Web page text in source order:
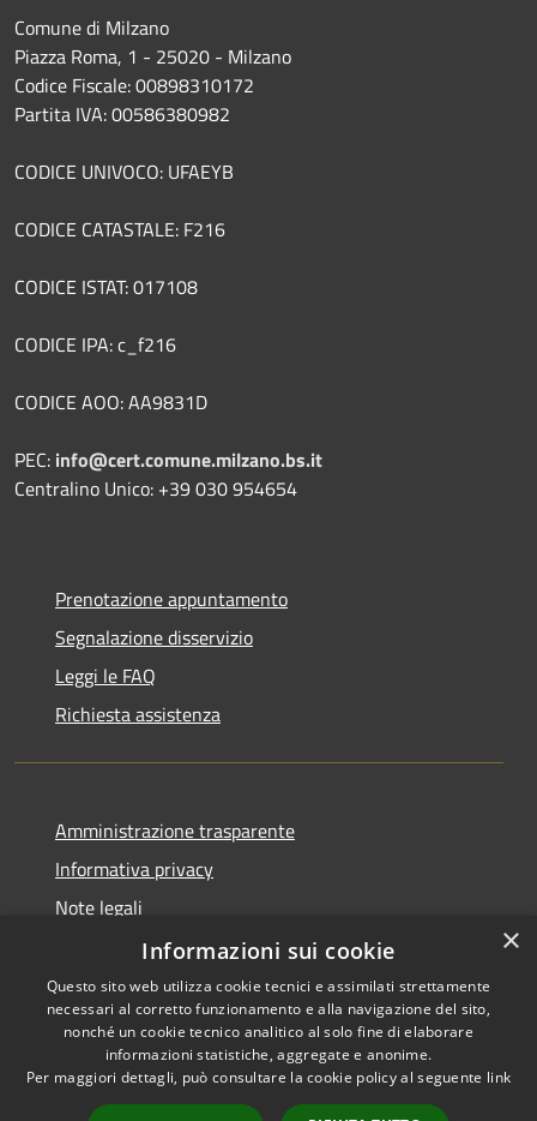
Comune di Milzano
Piazza Roma, 1 - 25020 - Milzano
Codice Fiscale: 00898310172
Partita IVA: 00586380982
CODICE UNIVOCO: UFAEYB
CODICE CATASTALE: F216
CODICE ISTAT: 017108
CODICE IPA: c_f216
CODICE AOO: AA9831D
PEC: info@cert.comune.milzano.bs.it
Centralino Unico: +39 030 954654
Prenotazione appuntamento
Segnalazione disservizio
Leggi le FAQ
Richiesta assistenza
Amministrazione trasparente
Informativa privacy
Note legali
Dichiarazione di accessibilità
RSS
Accessibilità
Copyright © 2026 • Comune di
×
Informazioni sui cookie
Questo sito web utilizza cookie tecnici e assimilati strettamente
necessari al corretto funzionamento e alla navigazione del sito,
nonché un cookie tecnico analitico al solo fine di elaborare
informazioni statistiche, aggregate e anonime.
Per maggiori dettagli, può consultare la cookie policy al seguente link